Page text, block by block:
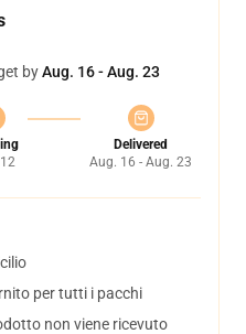
byAug. 16 - Aug. 23
Delivered
Aug. 16 - Aug. 23
per tutti i pacchi
non viene ricevuto